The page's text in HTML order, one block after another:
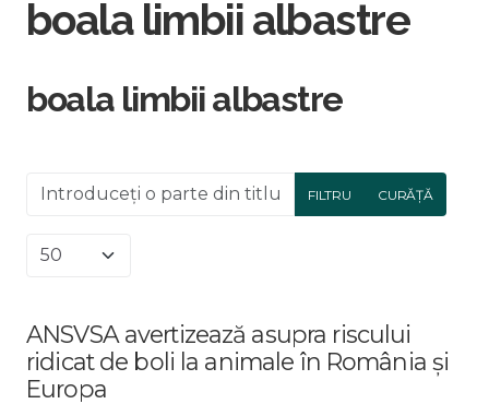
boala limbii albastre
boala limbii albastre
Introduceți o parte din titlu. FILTRU CURĂȚĂ
Afișare #
ANSVSA avertizează asupra riscului
ridicat de boli la animale în România și
Europa